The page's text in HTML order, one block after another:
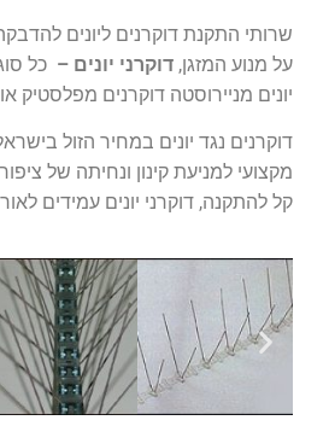
שרותי התקנת דוקרנים ליונים
על מנוע המזגן, דוקרני יונים – כל
יונים מניירוסטה דוקרנים מפלסטיק
דוקרנים נגד יונים במחיר הזול
מקצועי למניעת קינון ונחיתה של
קל להתקנה, דוקרני יונים עמידים